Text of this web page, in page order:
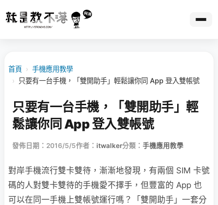
首頁 › 手機應用教學
›
只要有一台手機，「雙開助手」輕鬆讓你同 App 登入雙帳號
只要有一台手機，「雙開助手」輕
鬆讓你同 App 登入雙帳號
發佈日期：2016/5/5作者： itwalker分類： 手機應用教學
對岸手機流行雙卡雙待，漸漸地發現，有兩個 SIM 卡號
碼的人對雙卡雙待的手機愛不擇手，但豐富的 App 也
可以在同一手機上雙帳號運行嗎？「雙開助手」一套分